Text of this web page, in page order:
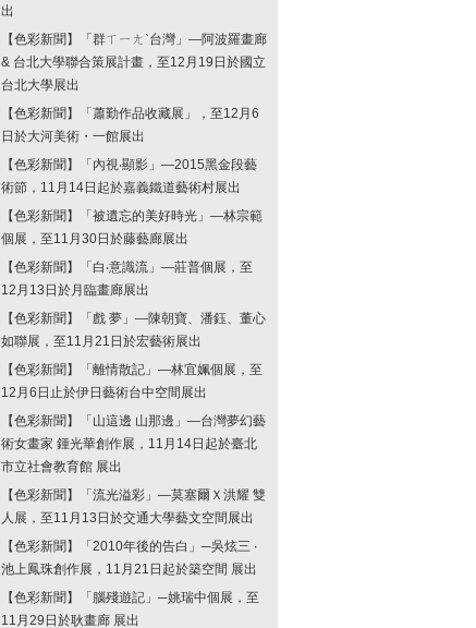
出
【色彩新聞】「群ㄒㄧㄤˋ台灣」—阿波羅畫廊
& 台北大學聯合策展計畫，至12月19日於國立
台北大學展出
【色彩新聞】「蕭勤作品收藏展」，至12月6
日於大河美術・一館展出
【色彩新聞】「內視‧顯影」—2015黑金段藝
術節，11月14日起於嘉義鐵道藝術村展出
【色彩新聞】「被遺忘的美好時光」—林宗範
個展，至11月30日於藤藝廊展出
【色彩新聞】「白‧意識流」—莊普個展，至
12月13日於月臨畫廊展出
【色彩新聞】「戲 夢」—陳朝寶、潘鈺、董心
如聯展，至11月21日於宏藝術展出
【色彩新聞】「離情散記」—林宜姵個展，至
12月6日止於伊日藝術台中空間展出
【色彩新聞】「山這邊 山那邊」—台灣夢幻藝
術女畫家 鍾光華創作展，11月14日起於臺北
市立社會教育館 展出
【色彩新聞】「流光溢彩」—莫塞爾Ｘ洪耀 雙
人展，至11月13日於交通大學藝文空間展出
【色彩新聞】「2010年後的告白」─吳炫三 ∙
池上鳳珠創作展，11月21日起於築空間 展出
【色彩新聞】「腦殘遊記」─姚瑞中個展，至
11月29日於耿畫廊 展出